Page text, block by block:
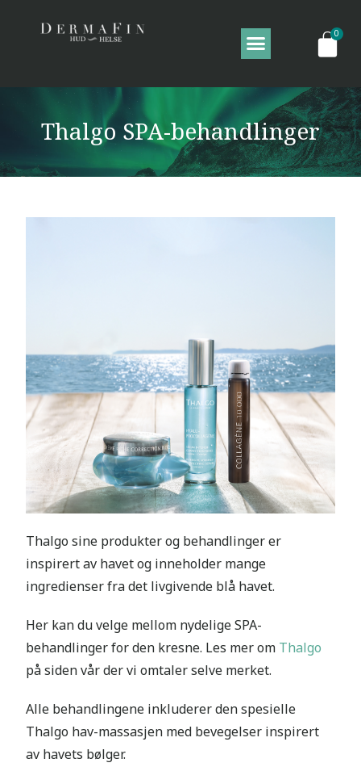
Thalgo SPA-behandlinger
Thalgo sine produkter og behandlinger er
inspirert av havet og inneholder mange
ingredienser fra det livgivende blå havet.
Her kan du velge mellom nydelige SPA-
behandlinger for den kresne. Les mer om Thalgo
på siden vår der vi omtaler selve merket.
Alle behandlingene inkluderer den spesielle
Thalgo hav-massasjen med bevegelser inspirert
av havets bølger.